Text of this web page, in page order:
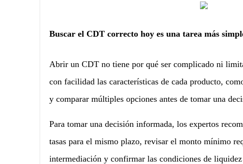
Buscar el CDT correcto hoy es una tarea más
Abrir un CDT no tiene por qué ser complicado ni
con facilidad las características de cada producto,
y comparar múltiples opciones antes de tomar una
Para tomar una decisión informada, los expertos
tasas para el mismo plazo, revisar el monto mínimo
intermediación y confirmar las condiciones de